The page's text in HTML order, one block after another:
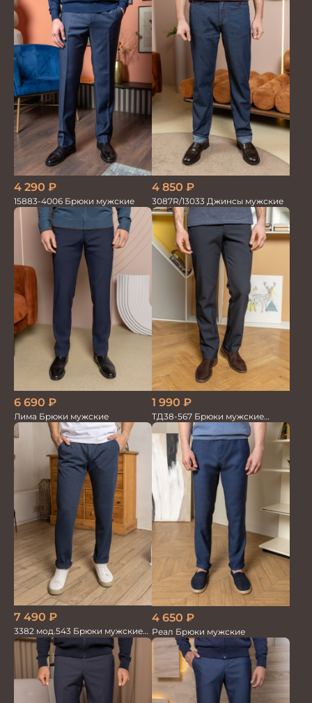
4 290 ₽
15883-4006 Брюки мужские
4 850 ₽
3087R/13033 Джинсы мужские
6 690 ₽
Лима Брюки мужские
1 990 ₽
ТД38-567 Брюки мужские
трикотажные
7 490 ₽
3382 мод.543 Брюки мужские
син.меланж трикотаж
4 650 ₽
Реал Брюки мужские